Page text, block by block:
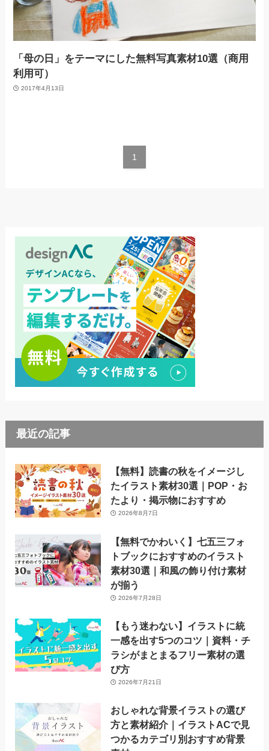
「母の日」をテーマにした無料写真素材10選（商用
利用可）
2017年4月13日
1
最近の記事
【無料】読書の秋をイメージし
たイラスト素材30選｜POP・お
たより・掲示物におすすめ
2026年8月7日
【無料でかわいく】七五三フォ
トブックにおすすめのイラスト
素材30選｜和風の飾り付け素材
が揃う
2026年7月28日
【もう迷わない】イラストに統
一感を出す5つのコツ｜資料・チ
ラシがまとまるフリー素材の選
び方
2026年7月21日
おしゃれな背景イラストの選び
方と素材紹介｜イラストACで見
つかるカテゴリ別おすすめ背景